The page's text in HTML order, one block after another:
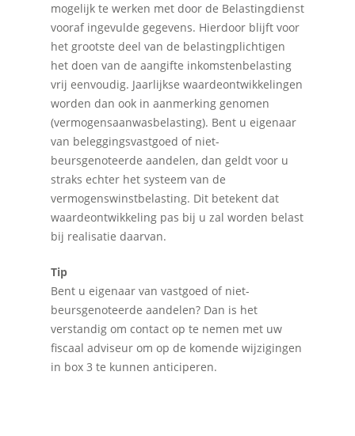
mogelijk te werken met door de Belastingdienst
vooraf ingevulde gegevens. Hierdoor blijft voor
het grootste deel van de belastingplichtigen
het doen van de aangifte inkomstenbelasting
vrij eenvoudig. Jaarlijkse waardeontwikkelingen
worden dan ook in aanmerking genomen
(vermogensaanwasbelasting). Bent u eigenaar
van beleggingsvastgoed of niet-
beursgenoteerde aandelen, dan geldt voor u
straks echter het systeem van de
vermogenswinstbelasting. Dit betekent dat
waardeontwikkeling pas bij u zal worden belast
bij realisatie daarvan.
Tip
Bent u eigenaar van vastgoed of niet-
beursgenoteerde aandelen? Dan is het
verstandig om contact op te nemen met uw
fiscaal adviseur om op de komende wijzigingen
in box 3 te kunnen anticiperen.
Home
Over Quadraad
Diensten
Accountancy
Administratie
Salarisadministratie
Startersbegeleiding
Nieuws